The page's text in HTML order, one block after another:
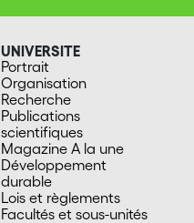
UNIVERSITE
Portrait
Organisation
Recherche
Publications
scientifiques
Magazine A la une
Développement
durable
Lois et règlements
Facultés et sous-unités